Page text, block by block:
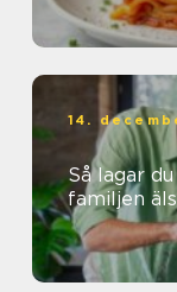
14.
Så lagar
familjen